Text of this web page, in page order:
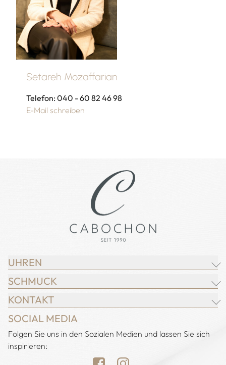
Setareh Mozaffarian
Telefon: 040 - 60 82 46 98
E-Mail schreiben
UHREN
BREITLING
CHOPARD
IWC SCHAFFHAUSEN
JACOB & CO.
LONGINES
SCHMUCK
JUWELIER CABOCHON
CHOPARD
DEMEGLIO
KONTAKT
Adresse:
Juwelier Cabochon
Alstertal EKZ, Heegbarg 31
SOCIAL MEDIA
Folgen Sie uns in den Sozialen Medien und lassen Sie sich
inspirieren: